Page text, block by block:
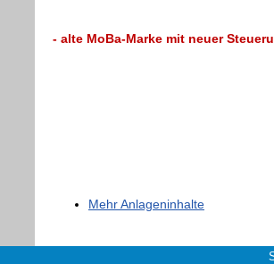
- alte MoBa-Marke mit neuer
Mehr Anlageninhalte